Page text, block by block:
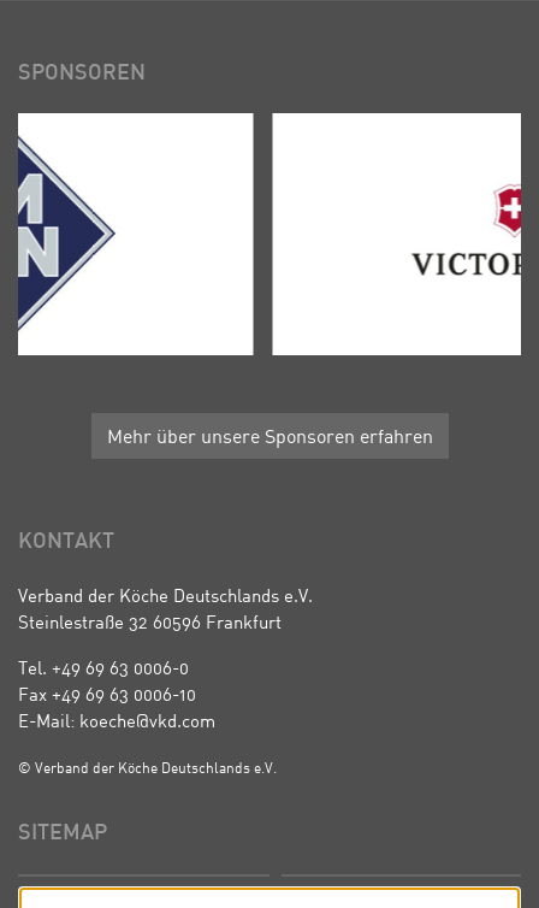
SPONSOREN
Mehr über unsere Sponsoren erfahren
KONTAKT
Verband der Köche Deutschlands e.V.
Steinlestraße 32 60596 Frankfurt
Tel. +49 69 63 0006-0
Fax +49 69 63 0006-10
E-Mail: koeche@vkd.com
© Verband der Köche Deutschlands e.V.
SITEMAP